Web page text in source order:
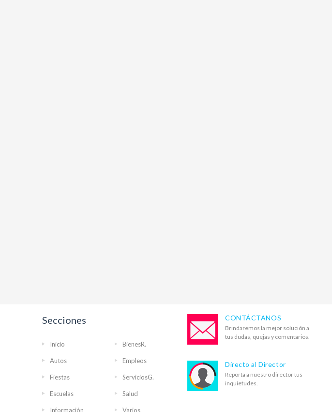
Secciones
Inicio BienesR.
Autos Empleos
Fiestas ServiciosG.
Escuelas Salud
Información Varios
CONTÁCTANOS
Brindaremos la mejor solución a
tus dudas, quejas y comentarios.
Directo al Director
Reporta a nuestro director tus
inquietudes.